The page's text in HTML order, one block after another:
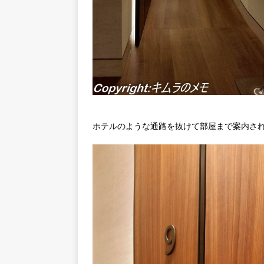
ホテルのような通路を抜けて部屋まで案内さ